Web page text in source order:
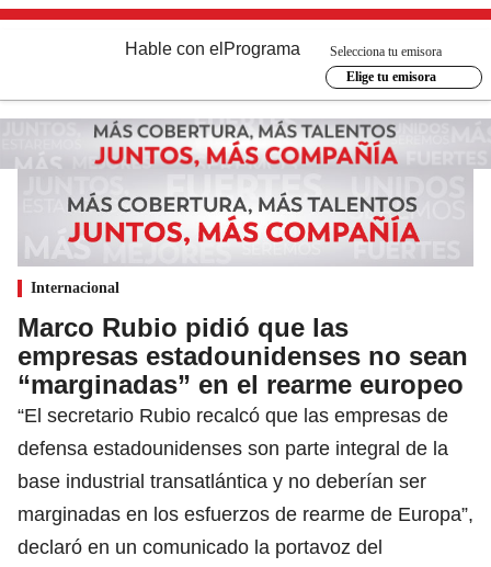
Hable con el Programa
Selecciona tu emisora
Elige tu emisora
Internacional
Marco Rubio pidió que las
empresas estadounidenses no sean
“marginadas” en el rearme europeo
“El secretario Rubio recalcó que las empresas de
defensa estadounidenses son parte integral de la
base industrial transatlántica y no deberían ser
marginadas en los esfuerzos de rearme de Europa”,
declaró en un comunicado la portavoz del